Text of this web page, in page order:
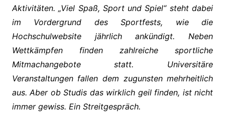
Aktivitäten. „Viel Spaß, Sport und Spiel“ steht dabei
im Vordergrund des Sportfests, wie die
Hochschulwebsite jährlich ankündigt. Neben
Wettkämpfen finden zahlreiche sportliche
Mitmachangebote statt. Universitäre
Veranstaltungen fallen dem zugunsten mehrheitlich
aus. Aber ob Studis das wirklich geil finden, ist nicht
immer gewiss. Ein Streitgespräch.